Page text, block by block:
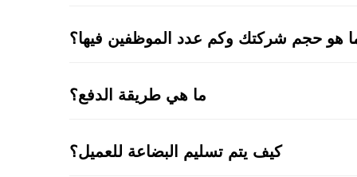
هو حجم شركتك وكم عدد الموظفين فيها؟
ما هي طريقة الدفع؟
كيف يتم تسليم البضاعة للعميل؟